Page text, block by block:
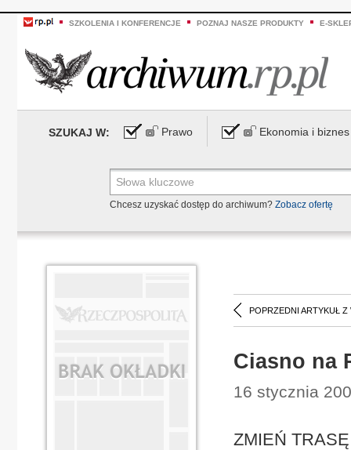
SZKOLENIA I KONFERENCJE POZNAJ NASZE PRODUKTY E-
SZUKAJ W: Prawo Ekonomia i biznes
Chcesz uzyskać dostęp do archiwum? Zobacz ofertę
POPRZEDNI ARTYKUŁ Z
Ciasno na
16 stycznia
ZMIEŃ